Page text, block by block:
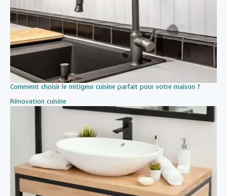
Comment choisir le mitigeur cuisine parfait pour votre maison ?
Par rapport à
Rénovation cuisine